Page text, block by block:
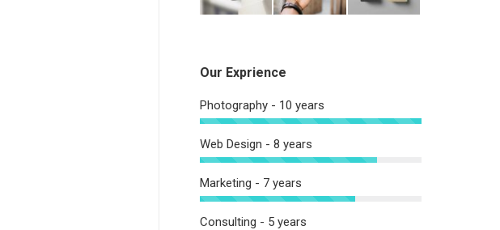
Our Exprience
Photography - 10 years
Web Design - 8 years
Marketing - 7 years
Consulting - 5 years